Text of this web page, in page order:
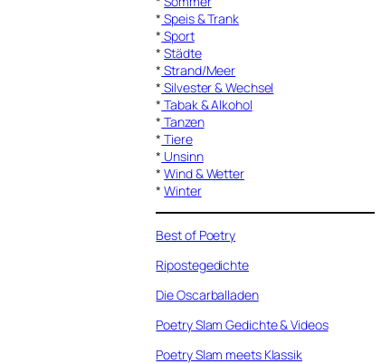
* Speis & Trank
* Sport
*Städte
* Strand/Meer
* Silvester & Wechsel
* Tabak & Alkohol
* Tanzen
* Tiere
* Unsinn
*Wind & Wetter
*Winter
Best of Poetry
Ripostegedichte
Die Oscarballaden
Poetry Slam Gedichte & Videos
Poetry Slam meets Klassik